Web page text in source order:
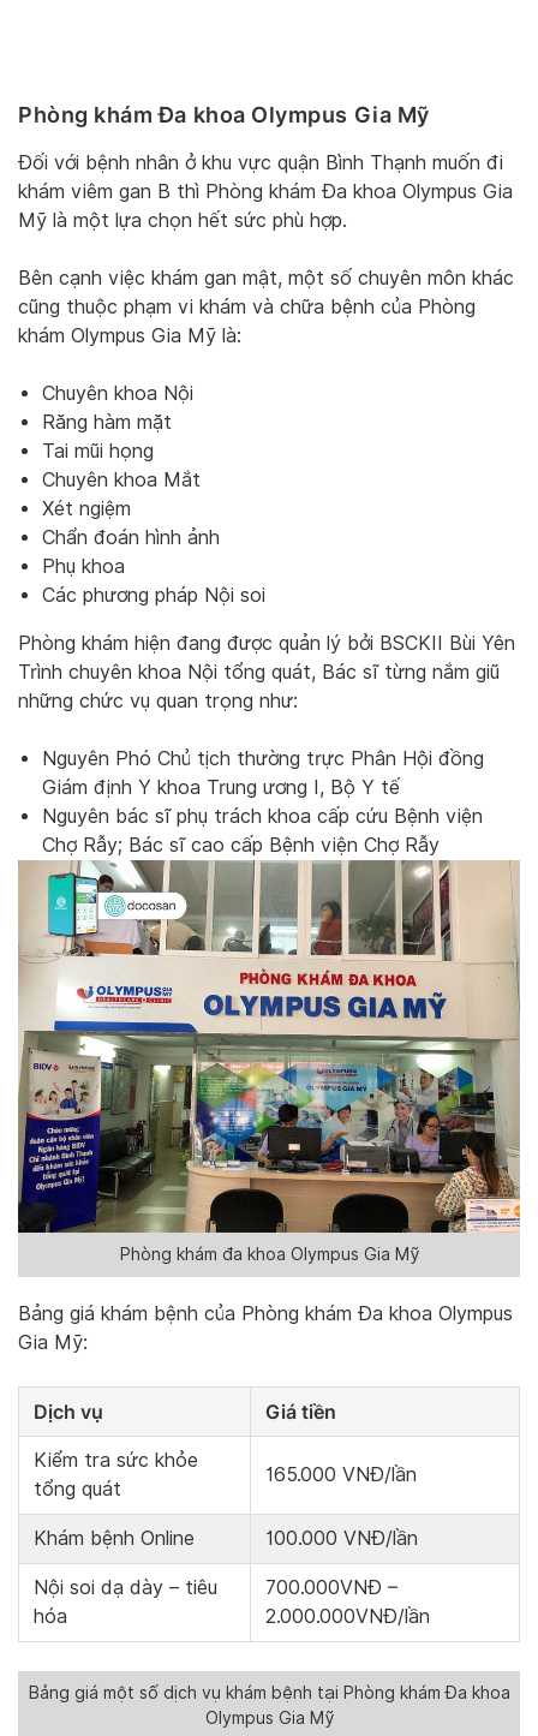
Phòng khám Đa khoa Olympus Gia Mỹ
Đối với bệnh nhân ở khu vực quận Bình Thạnh muốn đi
khám viêm gan B thì Phòng khám Đa khoa Olympus Gia
Mỹ là một lựa chọn hết sức phù hợp.
Bên cạnh việc khám gan mật, một số chuyên môn khác
cũng thuộc phạm vi khám và chữa bệnh của Phòng
khám Olympus Gia Mỹ là:
Chuyên khoa Nội
Răng hàm mặt
Tai mũi họng
Chuyên khoa Mắt
Xét ngiệm
Chẩn đoán hình ảnh
Phụ khoa
Các phương pháp Nội soi
Phòng khám hiện đang được quản lý bởi BSCKII Bùi Yên
Trình chuyên khoa Nội tổng quát, Bác sĩ từng nắm giũ
những chức vụ quan trọng như:
Nguyên Phó Chủ tịch thường trực Phân Hội đồng
Giám định Y khoa Trung ương I, Bộ Y tế
Nguyên bác sĩ phụ trách khoa cấp cứu Bệnh viện
Chợ Rẫy; Bác sĩ cao cấp Bệnh viện Chợ Rẫy
Phòng khám đa khoa Olympus Gia Mỹ
Bảng giá khám bệnh của Phòng khám Đa khoa Olympus
Gia Mỹ:
Dịch vụ Giá tiền
Kiểm tra sức khỏe
tổng quát
165.000 VNĐ/lần
Khám bệnh Online 100.000 VNĐ/lần
Nội soi dạ dày – tiêu
hóa
700.000VNĐ –
2.000.000VNĐ/lần
Bảng giá một số dịch vụ khám bệnh tại Phòng khám Đa khoa
Olympus Gia Mỹ